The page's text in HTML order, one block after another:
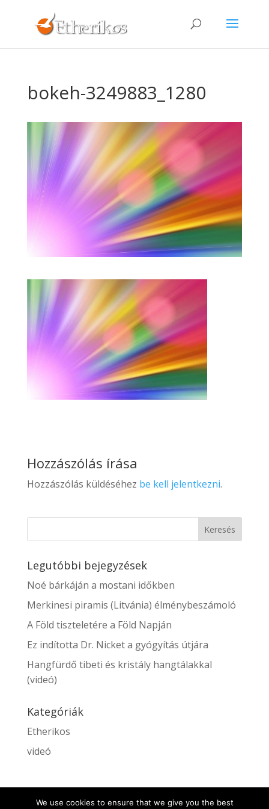
bokeh-3249883_1280
Hozzászólás írása
Hozzászólás küldéséhez be kell jelentkezni.
Legutóbbi bejegyzések
Noé bárkáján a mostani időkben
Merkinesi piramis (Litvánia) élménybeszámoló
A Föld tiszteletére a Föld Napján
Ez indította Dr. Nicket a gyógyítás útjára
Hangfürdő tibeti és kristály hangtálakkal
(videó)
Kategóriák
Etherikos
videó
We use cookies to ensure that we give you the best